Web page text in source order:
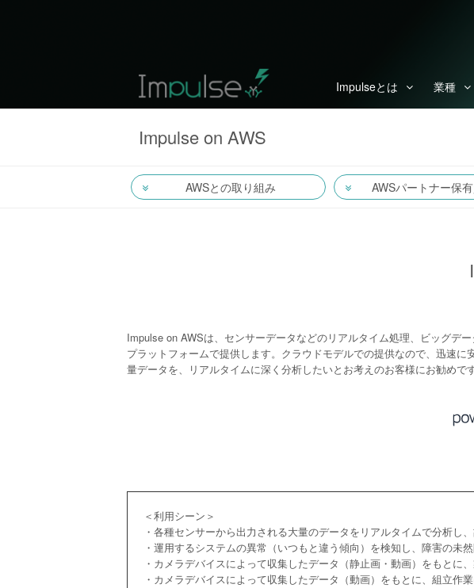
Impulseとは 業種
Impulse on AWS
AWSとの取り組み AWSパートナー保
Impulse on AWSは、センサーデータなどのリアルタイム処理、ビッグデ
プラットフォームで提供します。クラウドモデルでの提供なので、迅速
量データを、リアルタイムに深く分析したいとお考えのお客様にお勧めです
＜利用シーン＞
・各種センサーから出力される大量のデータをリアルタイムで分析し
・運用するシステムの異常（いつもと違う傾向）を検知し、障害の未
・カメラデバイスによって収集したデータ（静止画・動画）をもとに
・カメラデバイスによって収集したデータ（動画）をもとに、組立